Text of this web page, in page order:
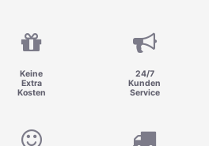
Keine
Extra
Kosten
24/7
Kunden
Service